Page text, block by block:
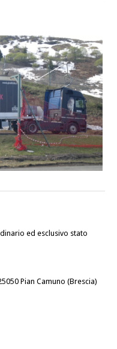
ed esclusivo stato
Pian Camuno (Brescia)